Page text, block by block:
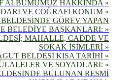
ALBÜMÜMÜZ HAKKINDA »
VE COĞRAFİ KONUM »
GÖREV YAPAN
BELEDİYE BAŞKANLARI: »
MAHALLE, CADDE VE
SOKAK İSİMLERİ »
BELDESİ KISA TARİHİ »
VE SOYADLARI: »
BULUNAN RESMİ